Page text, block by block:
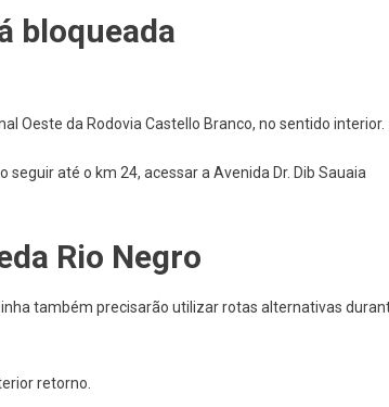
bloqueada
Oeste da Rodovia Castello Branco, no sentido interior.
até o km 24, acessar a Avenida Dr. Dib Sauaia
Rio Negro
também precisarão utilizar rotas alternativas
retorno.